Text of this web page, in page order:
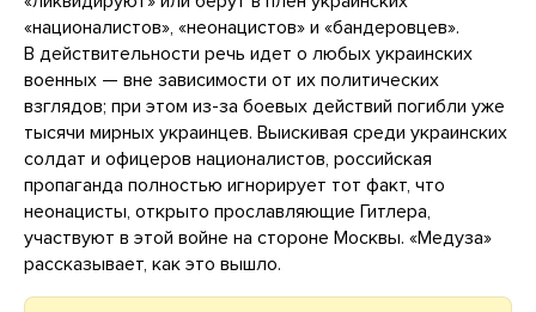
«националистов», «неонацистов» и «бандеровцев».
В действительности речь идет о любых украинских
военных — вне зависимости от их политических
взглядов; при этом из-за боевых действий погибли уже
тысячи мирных украинцев. Выискивая среди украинских
солдат и офицеров националистов, российская
пропаганда полностью игнорирует тот факт, что
неонацисты, открыто прославляющие Гитлера,
участвуют в этой войне на стороне Москвы. «Медуза»
рассказывает, как это вышло.